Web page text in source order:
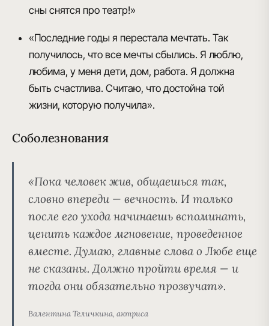
сны снятся про театр!»
«Последние годы я перестала мечтать. Так
получилось, что все мечты сбылись. Я люблю,
любима, у меня дети, дом, работа. Я должна
быть счастлива. Считаю, что достойна той
жизни, которую получила».
Соболезнования
«Пока человек жив, общаешься так,
словно впереди — вечность. И только
после его ухода начинаешь вспоминать,
ценить каждое мгновение, проведенное
вместе. Думаю, главные слова о Любе еще
не сказаны. Должно пройти время — и
тогда они обязательно прозвучат».
Валентина Теличкина, актриса